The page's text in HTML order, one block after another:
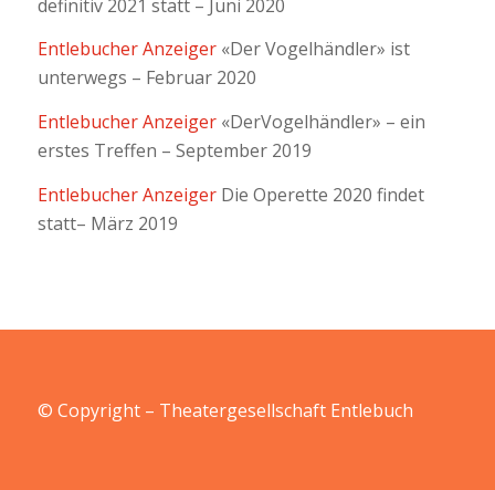
definitiv 2021 statt – Juni 2020
Entlebucher Anzeiger«Der Vogelhändler» ist
unterwegs – Februar 2020
Entlebucher Anzeiger«DerVogelhändler» – ein
erstes Treffen – September 2019
Entlebucher AnzeigerDie Operette 2020 findet
statt– März 2019
© Copyright – Theatergesellschaft Entlebuch